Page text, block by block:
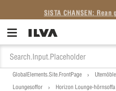
SISTA CHANSEN:
GlobalElements.Site.FrontPage
Loungesoffor
Horizon Lounge-hörnsoffa